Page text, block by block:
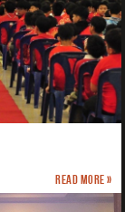
Read more »